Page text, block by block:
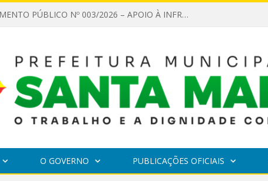
EDITAL DE CHAMAMENTO PÚBLICO Nº 003/2026 – APOIO À INFRAESTRUTURA CULTURAL
O GOVERNO PUBLICAÇÕES OFICIAIS